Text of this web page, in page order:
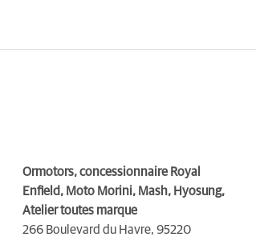
Ormotors, concessionnaire Royal
Enfield, Moto Morini, Mash, Hyosung,
Atelier toutes marque
266 Boulevard du Havre, 95220